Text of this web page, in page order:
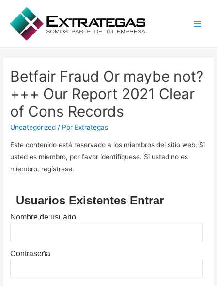
Betfair Fraud Or maybe not?
+++ Our Report 2021 Clear
of Cons Records
Uncategorized / Por Extrategas
Este contenido está reservado a los miembros del sitio web. Si
usted es miembro, por favor identifíquese. Si usted no es
miembro, regístrese.
Usuarios Existentes Entrar
Nombre de usuario
Contraseña